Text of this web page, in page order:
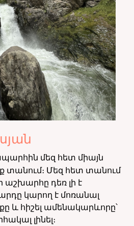
մեզ հետ միայն
տանում։ Մեզ հետ տանում
աշխարհը դեռ լի է
կարող է մոռանալ
և հիշել ամենակարևորը՝
լինել։